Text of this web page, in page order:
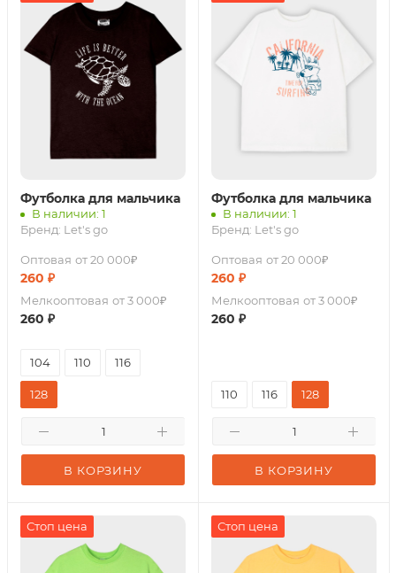
Футболка для мальчика
В наличии: 1
Бренд: Let's go
Оптовая от 20 000₽
260 ₽
Мелкооптовая от 3 000₽
260 ₽
В КОРЗИНУ
104 110 116
128
Футболка для мальчика
В наличии: 1
Бренд: Let's go
Оптовая от 20 000₽
260 ₽
Мелкооптовая от 3 000₽
260 ₽
В КОРЗИНУ
110 116 128
Стоп цена Стоп цена